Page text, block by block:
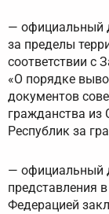
— официальный
за пределы
соответствии с
«О порядке
документов
гражданства из
Республик за
— официальный
представления
Федерацией